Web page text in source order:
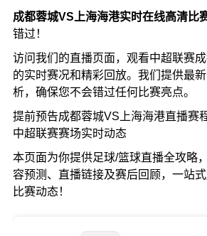
成都蓉城VS上海海港实时在线高清比
错过！
访问我们的直播页面，观看中超联赛
的实时赛况和精彩回放。我们提供最
析，确保您不会错过任何比赛亮点。
提前预告成都蓉城VS上海海港直播赛
中超联赛赛场实时动态
本页面为你提供足球/篮球直播全攻略
容预测、直播链接及赛后回顾，一站
比赛动态！